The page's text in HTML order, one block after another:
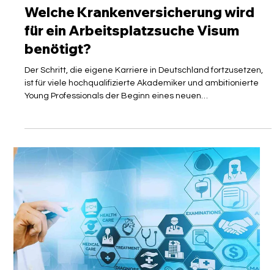
Isabelle Manoli
19. Juni
3 Min. Lesezeit
Welche Krankenversicherung wird
für ein Arbeitsplatzsuche Visum
benötigt?
Der Schritt, die eigene Karriere in Deutschland fortzusetzen,
ist für viele hochqualifizierte Akademiker und ambitionierte
Young Professionals der Beginn eines neuen
Lebensabschnitts. Doch bevor die Jobsuche überhaupt
begonnen wird, wartet eine bürokratische Hürde, die nicht
unterschätzt werden sollte: das Visum zur Arbeitsplatzsuche
bzw. die neue Chancenkarte. Ein zentrales Element, an dem